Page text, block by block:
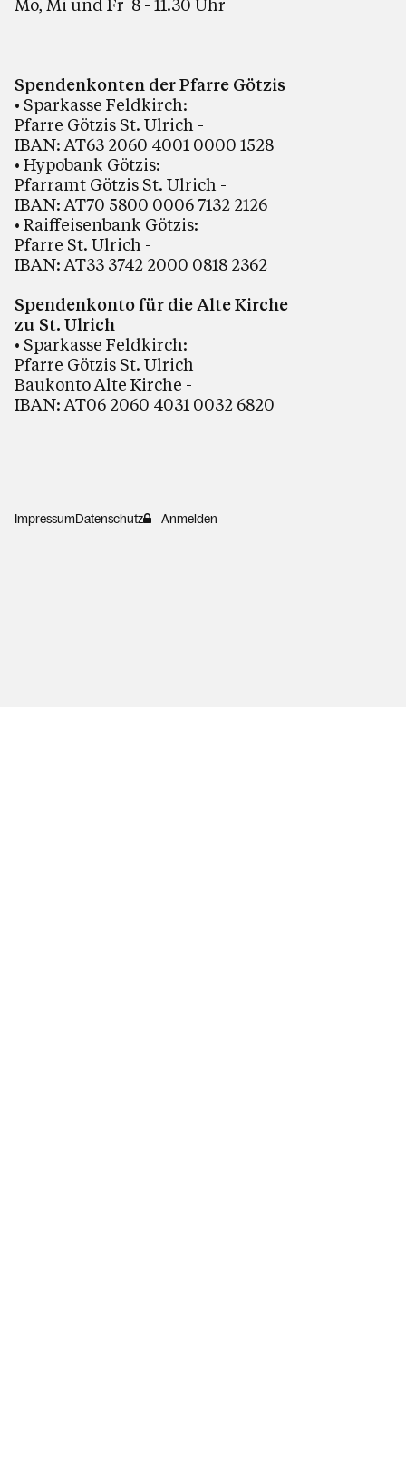
Mo, Mi und Fr 8 - 11.30 Uhr
Spendenkonten der Pfarre Götzis
• Sparkasse Feldkirch:
Pfarre Götzis St. Ulrich -
IBAN: AT63 2060 4001 0000 1528
• Hypobank Götzis:
Pfarramt Götzis St. Ulrich -
IBAN: AT70 5800 0006 7132 2126
• Raiffeisenbank Götzis:
Pfarre St. Ulrich -
IBAN: AT33 3742 2000 0818 2362
Spendenkonto für die Alte Kirche
zu St. Ulrich
• Sparkasse Feldkirch:
Pfarre Götzis St. Ulrich
Baukonto Alte Kirche -
IBAN: AT06 2060 4031 0032 6820
ImpressumDatenschutz Anmelden